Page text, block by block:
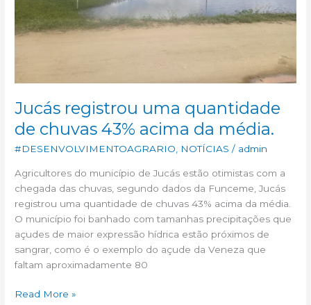
Jucás registrou uma quantidade
de chuvas 43% acima da média.
#DESENVOLVIMENTOAGRARIO, NOTÍCIAS / admin
Agricultores do município de Jucás estão otimistas com a
chegada das chuvas, segundo dados da Funceme, Jucás
registrou uma quantidade de chuvas 43% acima da média.
O município foi banhado com tamanhas precipitações que
açudes de maior expressão hídrica estão próximos de
sangrar, como é o exemplo do açude da Veneza que
faltam aproximadamente 80
média.
Read More »